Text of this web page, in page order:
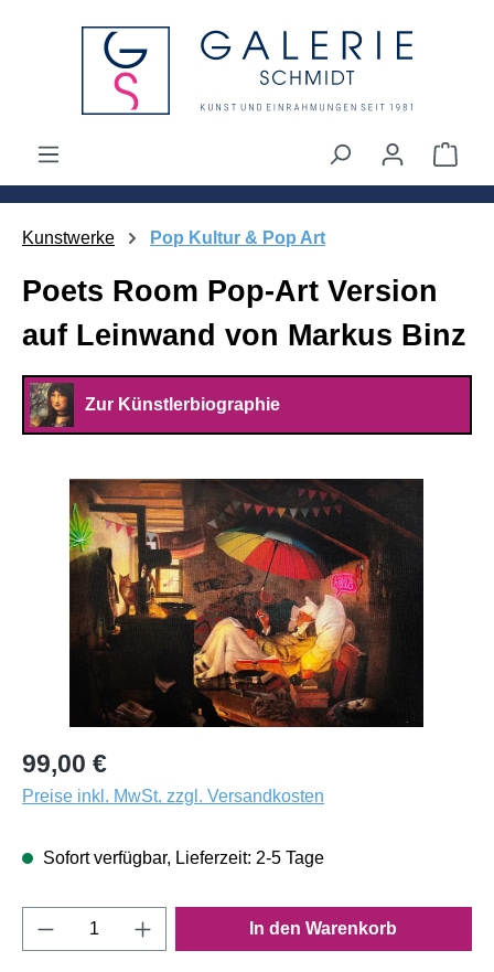
springen
Kunstwerke Pop Kultur & Pop Art
Poets Room Pop-Art Version
auf Leinwand von Markus Binz
Zur Künstlerbiographie
Bildergalerie überspringen
99,00 €
Preise inkl. MwSt. zzgl. Versandkosten
Sofort verfügbar, Lieferzeit: 2-5 Tage
Produkt Anzahl: Gib den gewünschten
In den Warenkorb